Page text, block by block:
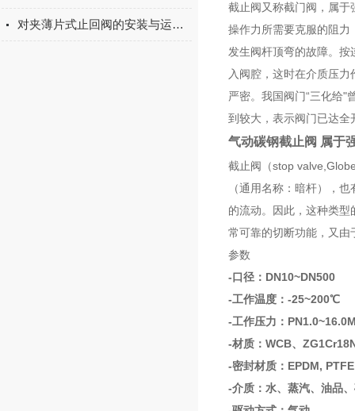
对夹薄片式止回阀的安装与运维注意事项
截止阀又称截门阀，属
操作力所需要克服的阻
发生阀杆顶弯的故障。
入阀腔，这时在介质压
严密。我国阀门“三化给"
到较大，表示阀门已达
气动碳钢截止阀 属于
截止阀（stop
（通用名称：暗杆），
的流动。因此，这种类
常可靠的切断功能，又
参数
-口径：DN10~DN500
-工作温度：-25~200℃
-工作压力：
-材质：WCB、
-密封材质：EPDM,
-介质：水、蒸汽、油品